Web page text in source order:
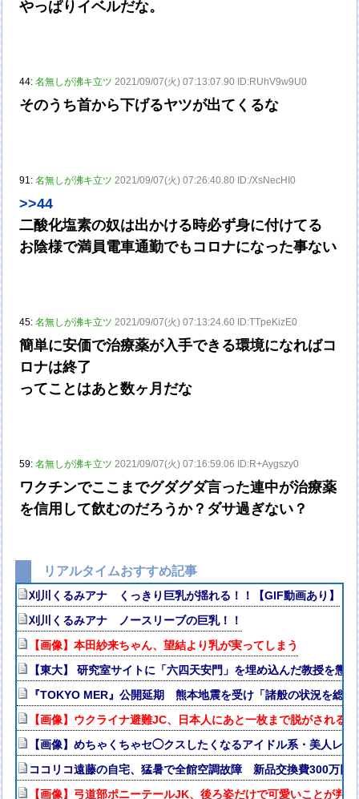
やっぱりイベルだな。
44:名無しが沸キ立ツ 2021/09/07(火) 07:13:07.90 ID:RUhV9w9U0
そのうち首から下げるヤツが出てくるな
91:名無しが沸キ立ツ 2021/09/07(火) 07:26:40.80 ID:/XsNecHI0
>>44
二酸化塩素の奴は出かける時必ず身に付けてる
お陰様で満員電車通勤でもコロナになった事ない
45:名無しが沸キ立ツ 2021/09/07(火) 07:13:24.60 ID:TTpeKizE0
簡単に安価で治療薬が入手できる環境になればコ
ロナは終了
ってことはあと数ヶ月だな
59:名無しが沸キ立ツ 2021/09/07(火) 07:16:59.06 ID:R+Aygszy0
ワクチンでここまでグダグダ言った連中が治療薬
を信用して飲むのだろうか？ダサ過ぎない？
リアルタイムおすすめ記事
刈川くるみアナ くっきり巨乳が揺れる！！【GIF動画あり】
刈川くるみアナ ノースリーブの巨乳！！
【画像】本田紗来ちゃん、望結より乳が実ってしまう
【東大】 研究室サイトに「六四天安門」を埋め込んだ教授を懲
『TOKYO MER』公開延期 熊本地震を受け「諸般の状況を総
【画像】ウクライナ避難JC、日本人にあと一枚まで脱がされる
【画像】めちゃくちゃセ◯クスしたくなるアイドル系・美人レ
ココリコ遠藤の自宅、猛暑で全館空調故障 新品交換費300万
【画像】弓道部ポニーテールJK、後ろ姿だけで可愛いことが判